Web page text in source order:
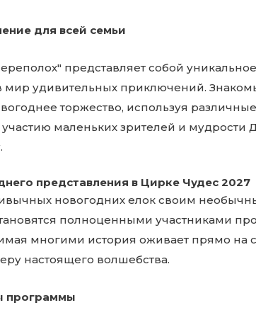
для всей семьи
представляет собой
мир удивительных приключений.
торжество, используя
маленьких зрителей и мудрости
представления в Цирке Чудес 2027
новогодних елок своим
полноценными участниками
многими история оживает прямо на
настоящего волшебства.
программы